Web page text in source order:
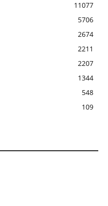
11077
5706
2674
2211
2207
1344
548
109